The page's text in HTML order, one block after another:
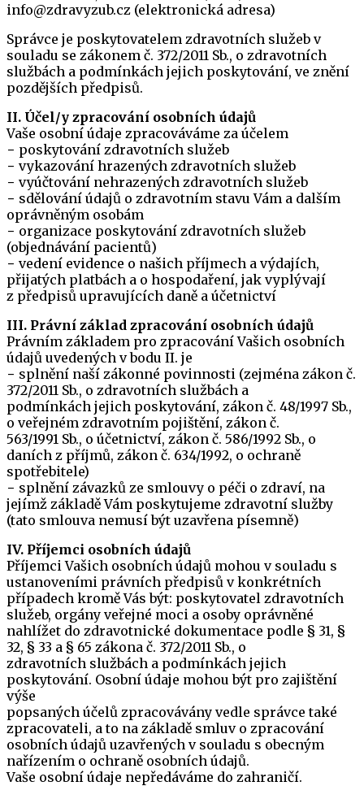
info@zdravyzub.cz (elektronická adresa)
Správce je poskytovatelem zdravotních služeb v
souladu se zákonem č. 372/2011 Sb., o zdravotních
službách a podmínkách jejich poskytování, ve znění
pozdějších předpisů.
II. Účel/y zpracování osobních údajů
Vaše osobní údaje zpracováváme za účelem
− poskytování zdravotních služeb
− vykazování hrazených zdravotních služeb
− vyúčtování nehrazených zdravotních služeb
− sdělování údajů o zdravotním stavu Vám a dalším
oprávněným osobám
− organizace poskytování zdravotních služeb
(objednávání pacientů)
− vedení evidence o našich příjmech a výdajích,
přijatých platbách a o hospodaření, jak vyplývají
z předpisů upravujících daně a účetnictví
III. Právní základ zpracování osobních údajů
Právním základem pro zpracování Vašich osobních
údajů uvedených v bodu II. je
− splnění naší zákonné povinnosti (zejména zákon č.
372/2011 Sb., o zdravotních službách a
podmínkách jejich poskytování, zákon č. 48/1997 Sb.,
o veřejném zdravotním pojištění, zákon č.
563/1991 Sb., o účetnictví, zákon č. 586/1992 Sb., o
daních z příjmů, zákon č. 634/1992, o ochraně
spotřebitele)
− splnění závazků ze smlouvy o péči o zdraví, na
jejímž základě Vám poskytujeme zdravotní služby
(tato smlouva nemusí být uzavřena písemně)
IV. Příjemci osobních údajů
Příjemci Vašich osobních údajů mohou v souladu s
ustanoveními právních předpisů v konkrétních
případech kromě Vás být: poskytovatel zdravotních
služeb, orgány veřejné moci a osoby oprávněné
nahlížet do zdravotnické dokumentace podle § 31, §
32, § 33 a § 65 zákona č. 372/2011 Sb., o
zdravotních službách a podmínkách jejich
poskytování. Osobní údaje mohou být pro zajištění
výše
popsaných účelů zpracovávány vedle správce také
zpracovateli, a to na základě smluv o zpracování
osobních údajů uzavřených v souladu s obecným
nařízením o ochraně osobních údajů.
Vaše osobní údaje nepředáváme do zahraničí.